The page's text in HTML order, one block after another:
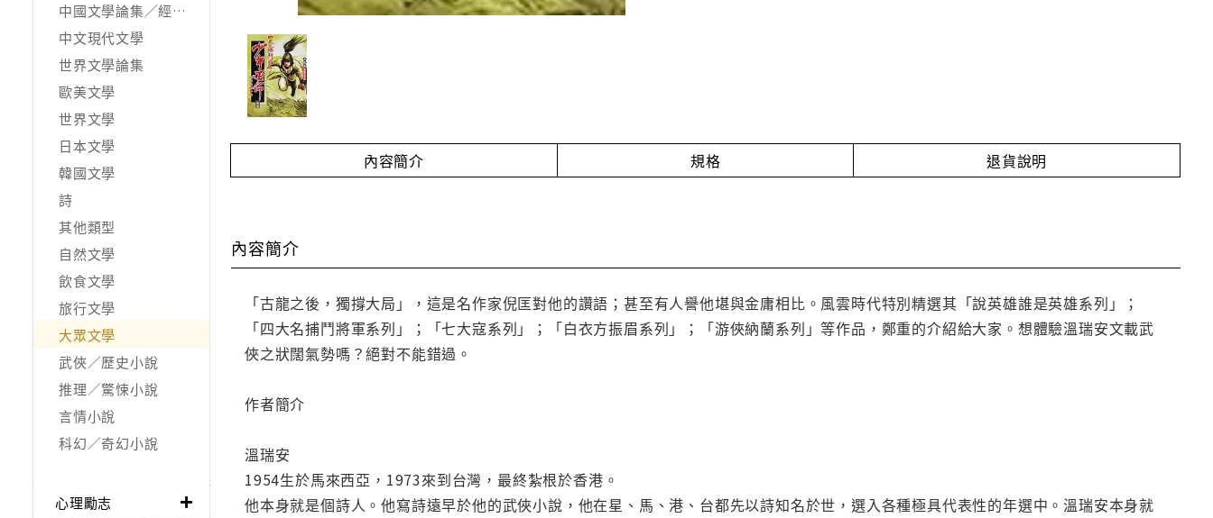
中國文學論集／經典作品
中文現代文學
世界文學論集
歐美文學
世界文學
日本文學
韓國文學
詩
其他類型
自然文學
飲食文學
旅行文學
大眾文學
武俠／歷史小說
推理／驚悚小說
言情小說
科幻／奇幻小說
心理勵志
內容簡介 規格 退貨說明
內容簡介
「古龍之後，獨撐大局」，這是名作家倪匡對他的讚語；甚至有人譽他堪與金庸相比。風雲時代特別精選其「說英雄誰是英雄系列」；
「四大名捕鬥將軍系列」；「七大寇系列」；「白衣方振眉系列」；「游俠納蘭系列」等作品，鄭重的介紹給大家。想體驗溫瑞安文載武
俠之狀闊氣勢嗎？絕對不能錯過。
作者簡介
溫瑞安
1954生於馬來西亞，1973來到台灣，最終紮根於香港。
他本身就是個詩人。他寫詩遠早於他的武俠小說，他在星、馬、港、台都先以詩知名於世，選入各種極具代表性的年選中。溫瑞安本身就